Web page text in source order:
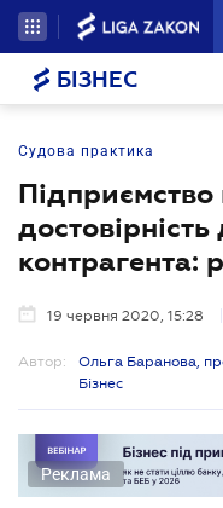
БІЗНЕС
Судова практика
Підприємство
контрагента:
19 червня 2020, 15:28
Автор:
Ольга Баранова,
Бізнес
Реклама